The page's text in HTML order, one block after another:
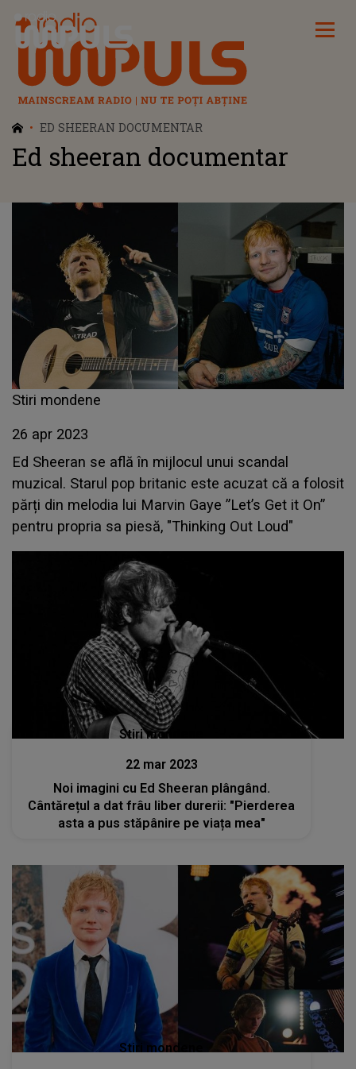
Radio Impuls
ED SHEERAN DOCUMENTAR
Ed sheeran documentar
Stiri mondene
26 apr 2023
Ed Sheeran se află în mijlocul unui scandal
muzical. Starul pop britanic este acuzat că a folosit
părți din melodia lui Marvin Gaye ”Let’s Get it On”
pentru propria sa piesă, "Thinking Out Loud"
Stiri mondene
22 mar 2023
Noi imagini cu Ed Sheeran plângând.
Cântărețul a dat frâu liber durerii: "Pierderea
asta a pus stăpânire pe viața mea"
Stiri mondene